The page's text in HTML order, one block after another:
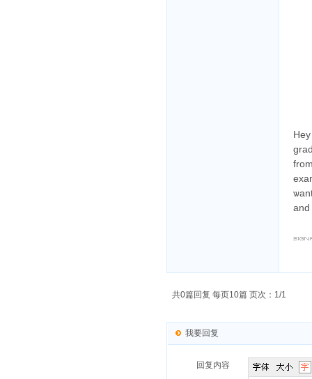
and
共0篇回复 每页10篇 页次：1/1
我要回复
回复内容